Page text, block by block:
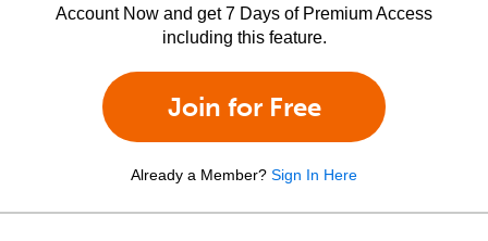
Account Now and get 7 Days of Premium Access
including this feature.
Join for Free
Already a Member? Sign In Here